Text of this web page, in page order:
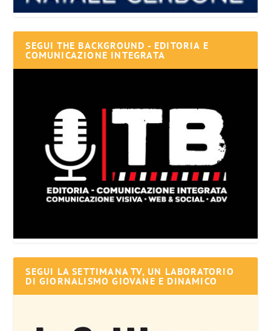
SEGUI THE BACKGROUND - EDITORIA E
COMUNICAZIONE INTEGRATA
SEGUI LA SETTIMANA TV, UN LABORATORIO
DI GIORNALISMO GIOVANE E DINAMICO